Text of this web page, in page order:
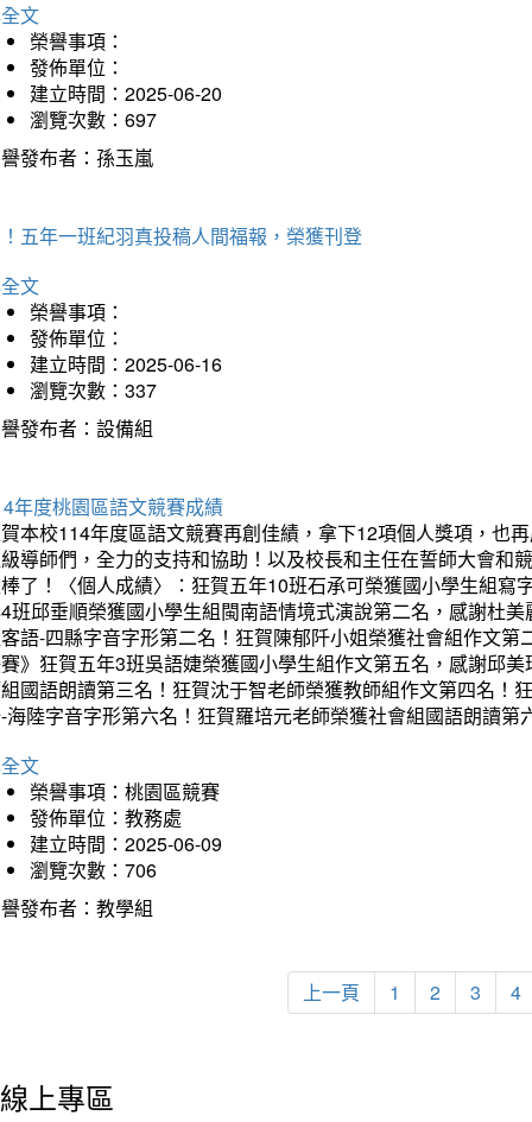
文
榮譽事項：
發佈單位：
建立時間：2025-06-20
瀏覽次數：697
發布者：孫玉嵐
五年一班紀羽真投稿人間福報，榮獲刊登
文
榮譽事項：
發佈單位：
建立時間：2025-06-16
瀏覽次數：337
發布者：設備組
年度桃園區語文競賽成績
本校114年度區語文競賽再創佳績，拿下12項個人獎項，也
導師們，全力的支持和協助！以及校長和主任在誓師大會和
了！〈個人成績〉：狂賀五年10班石承可榮獲國小學生組
班邱垂順榮獲國小學生組閩南語情境式演說第二名，感謝杜
語-四縣字音字形第二名！狂賀陳郁阡小姐榮獲社會組作文
》狂賀五年3班吳語婕榮獲國小學生組作文第五名，感謝邱
國語朗讀第三名！狂賀沈于智老師榮獲教師組作文第四名！
海陸字音字形第六名！狂賀羅培元老師榮獲社會組國語朗讀
文
榮譽事項：桃園區競賽
發佈單位：教務處
建立時間：2025-06-09
瀏覽次數：706
發布者：教學組
上一頁 1 2 3 4
線上專區